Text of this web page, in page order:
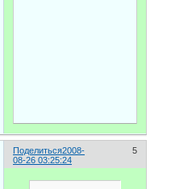
Поделиться 5
2008-
08-26 03:25:24